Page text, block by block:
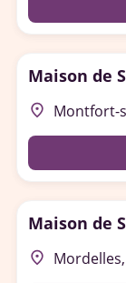
Maison de
place Montfort-
Maison de
place